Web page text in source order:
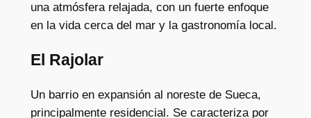
una atmósfera relajada, con un fuerte enfoque
en la vida cerca del mar y la gastronomía local.
El Rajolar
Un barrio en expansión al noreste de Sueca,
principalmente residencial. Se caracteriza por